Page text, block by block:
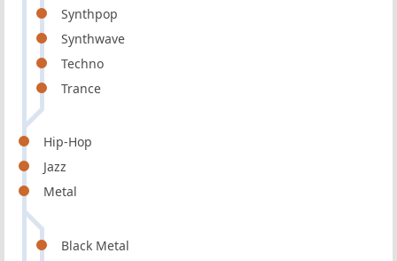
Synthpop
Synthwave
Techno
Trance
Hip-Hop
Jazz
Metal
Black Metal